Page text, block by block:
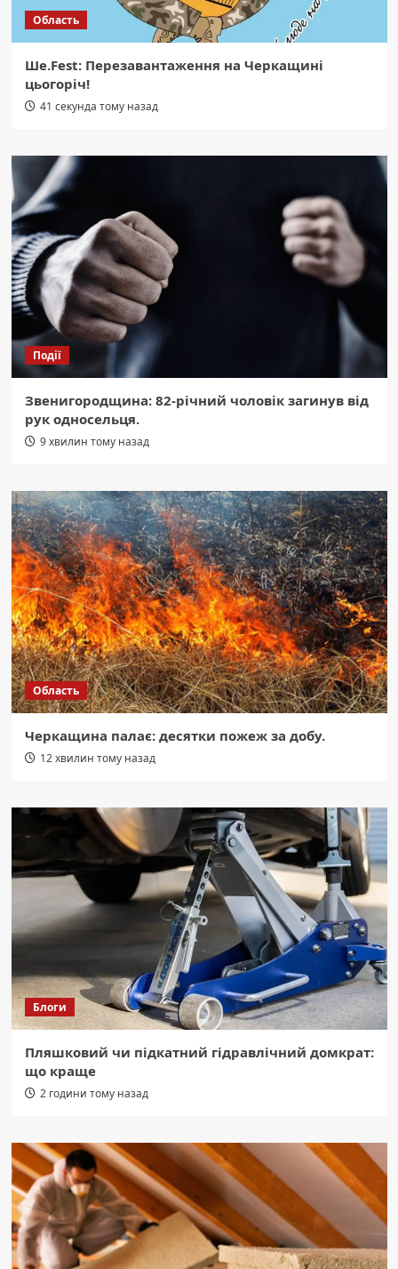
Область
Ше.Fest: Перезавантаження на Черкащині
цьогоріч!
41 секунда тому назад
Події
Звенигородщина: 82-річний чоловік загинув від
рук односельця.
9 хвилин тому назад
Область
Черкащина палає: десятки пожеж за добу.
12 хвилин тому назад
Блоги
Пляшковий чи підкатний гідравлічний домкрат:
що краще
2 години тому назад